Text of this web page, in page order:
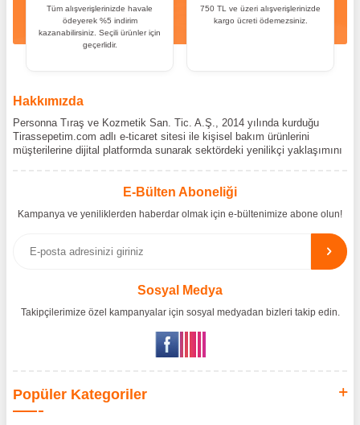
Tüm alışverişlerinizde havale
ödeyerek %5 indirim
kazanabilirsiniz. Seçili ürünler için
geçerlidir.
750 TL ve üzeri alışverişlerinizde
kargo ücreti ödemezsiniz.
Hakkımızda
Personna Tıraş ve Kozmetik San. Tic. A.Ş., 2014 yılında kurduğu
Tirassepetim.com adlı e-ticaret sitesi ile kişisel bakım ürünlerini
müşterilerine dijital platformda sunarak sektördeki yenilikçi yaklaşımını
Wilkinson Sword, Bodman ve Bodycology markalarının resmî
etmektedir. Tüm ithalat süreçlerimizde orijinallik belgeleri ve üretici iş
birlikleriyle çalışarak, ürünlerin en güvenilir şekilde Türkiye pazarına
ulaşmasını sağlıyoruz. Amacımız, dünya genelinde milyonlarca
kullanıcıya hitap eden bu markaları, Türk tüketicilerle doğrudan, güvenli
E-Bülten Aboneliği
Kampanya ve yeniliklerden haberdar olmak için e-bültenimize abone olun!
Sosyal Medya
Takipçilerimize özel kampanyalar için sosyal medyadan bizleri takip edin.
Popüler Kategoriler